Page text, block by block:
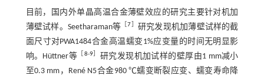
目前，国内外单晶高温合金薄壁效应的研究主要针对机加
薄壁试样。Seetharaman等 ［7
研究发现机加薄壁试样的截
面尺寸对PWA1484合金高温蠕变1%应变量的时间无明显影
响。Hüttner等
8-9］ 研究发现机加试样的壁厚由1 mm减小
至0.3 mm，René N5合金980 ℃蠕变断裂应变、蠕变寿命降